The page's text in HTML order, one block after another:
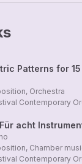
Orchestra
Chamber